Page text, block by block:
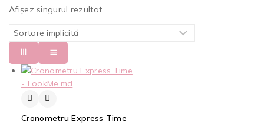
Afișez singurul rezultat
Cronometru Express Time –